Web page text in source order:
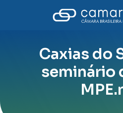
Caxias do
seminário